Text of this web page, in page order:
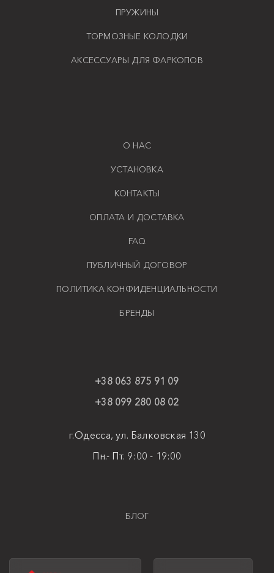
ПРУЖИНЫ
ТОРМОЗНЫЕ КОЛОДКИ
АКСЕССУАРЫ ДЛЯ ФАРКОПОВ
О НАС
УСТАНОВКА
КОНТАКТЫ
ОПЛАТА И ДОСТАВКА
FAQ
ПУБЛИЧНЫЙ ДОГОВОР
ПОЛИТИКА КОНФИДЕНЦИАЛЬНОСТИ
БРЕНДЫ
+38 063 875 91 09
+38 099 280 08 02
г.Одесса, ул. Балковская 130
Пн.- Пт. 9:00 - 19:00
БЛОГ